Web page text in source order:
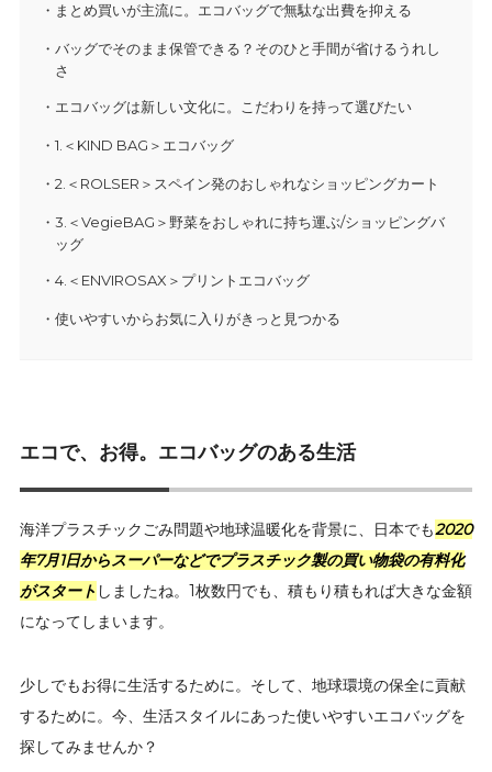
まとめ買いが主流に。エコバッグで無駄な出費を抑える
バッグでそのまま保管できる？そのひと手間が省けるうれし
さ
エコバッグは新しい文化に。こだわりを持って選びたい
1.＜KIND BAG＞エコバッグ
2.＜ROLSER＞スペイン発のおしゃれなショッピングカート
3.＜VegieBAG＞野菜をおしゃれに持ち運ぶ/ショッピングバ
ッグ
4.＜ENVIROSAX＞プリントエコバッグ
使いやすいからお気に入りがきっと見つかる
エコで、お得。エコバッグのある生活
海洋プラスチックごみ問題や地球温暖化を背景に、日本でも2020
年7月1日からスーパーなどでプラスチック製の買い物袋の有料化
がスタート しましたね。1枚数円でも、積もり積もれば大きな金額
になってしまいます。
少しでもお得に生活するために。そして、地球環境の保全に貢献
するために。今、生活スタイルにあった使いやすいエコバッグを
探してみませんか？